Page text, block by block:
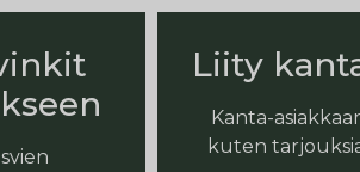
Liity
Kanta-
kuten